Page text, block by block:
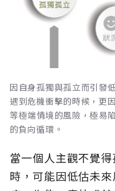
因自身孤獨與孤立而引發
遇到危機衝擊的時候，更
等極端情境的風險，極易
的負向循環。
當一個人主觀不覺
時，可能因低估未